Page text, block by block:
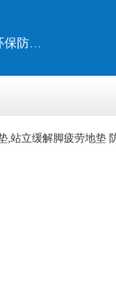
防静电抗疲劳地垫 抗疲劳地垫 缓冲抗疲劳地垫 PVC防静电地板胶垫 长期站立缓解腿部压力脚垫 环保防静电台垫 无味防静电桌垫厂 机房无味防静电桌垫 配电房环保防静电胶皮 卡优环防静电台垫厂 广东环保防静电胶板厂 缓解疲劳脚垫厂